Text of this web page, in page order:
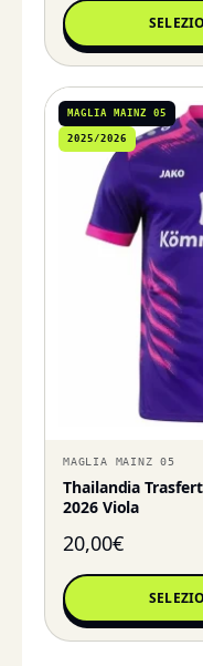
MAGLIA MAINZ 05
2025/2026
MAGLIA MAINZ 05
Thailandia
2026 Viola
20,00€